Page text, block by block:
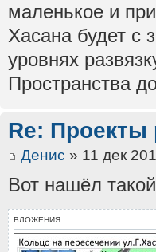
маленькое и
Хасана будет с
уровнях
Пространства
Re: Проекты
Денис » 11 дек
Вот нашёл
ВЛОЖЕНИЯ